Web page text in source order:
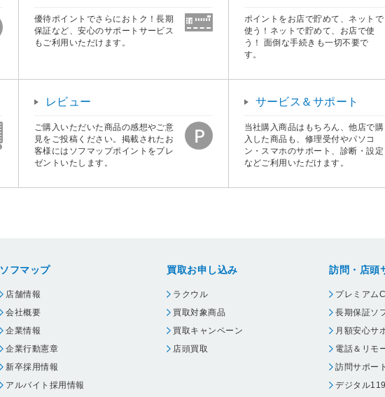
優待ポイントでさらにおトク！長期
保証など、安心のサポートサービス
もご利用いただけます。
ポイントをお店で貯めて、ネットで
使う！ネットで貯めて、お店で使
う！ 面倒な手続きも一切不要で
す。
レビュー
ご購入いただいた商品の感想やご意
見をご投稿ください。掲載されたお
客様にはソフマップポイントをプレ
ゼントいたします。
サービス＆サポート
当社購入商品はもちろん、他店で購
入した商品も、修理受付やパソコ
ン・スマホのサポート、診断・設定
などご利用いただけます。
ソフマップ
店舗情報
会社概要
企業情報
企業行動憲章
新卒採用情報
アルバイト採用情報
買取お申し込み
ラクウル
買取対象商品
買取キャンペーン
店頭買取
訪問・店頭
プレミアム
長期保証ソ
月額安心サ
電話＆リモ
訪問サポート
デジタル119